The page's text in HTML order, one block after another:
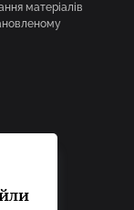
матеріалів